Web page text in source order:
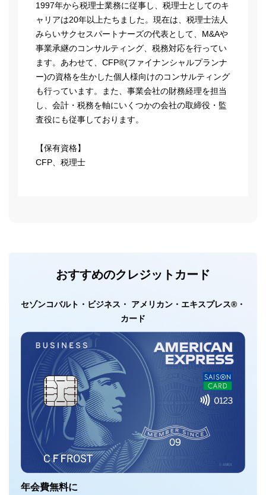
1997年から税理士業務に従事し、税理士としてのキ
ャリアは20年以上たちました。現在は、税理士法人
みらいサクセスパートナーズの代表として、M&Aや
事業承継のコンサルティング、税務対応を行ってい
ます。あわせて、CFP®(ファイナンシャルプランナ
ー)の資格を生かした個人様向けのコンサルティング
も行っています。また、事業会社の財務経理を担当
し、会計・税務を軸にいくつかの会社の取締役・監
査役にも従事しております。
【保有資格】
CFP、税理士
おすすめのクレジットカード
セゾンコバルト・ビジネス・ アメリカン・エキスプレス®・
カード
年会費無料に